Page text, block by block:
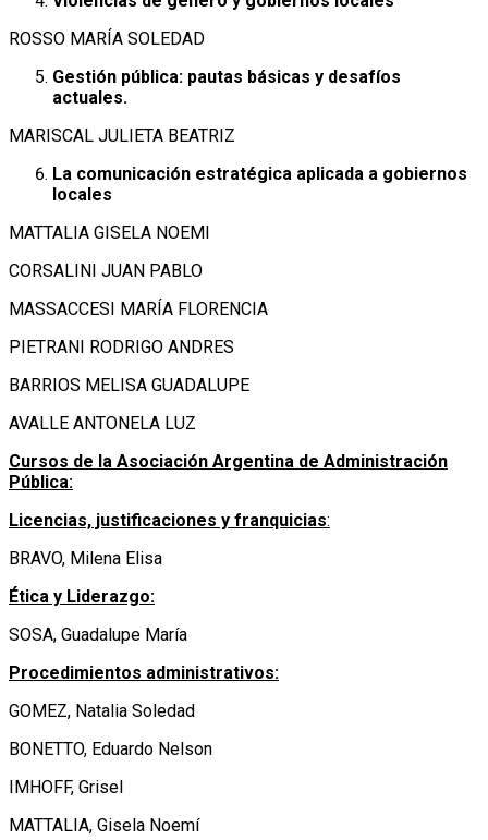
ROSSO MARÍA SOLEDAD
Gestión pública: pautas básicas y desafíos
actuales.
MARISCAL JULIETA BEATRIZ
La comunicación estratégica aplicada a gobiernos
locales
MATTALIA GISELA NOEMI
CORSALINI JUAN PABLO
MASSACCESI MARÍA FLORENCIA
PIETRANI RODRIGO ANDRES
BARRIOS MELISA GUADALUPE
AVALLE ANTONELA LUZ
Cursos de la Asociación Argentina de Administración
Pública:
Licencias, justificaciones y franquicias:
BRAVO, Milena Elisa
Ética y Liderazgo:
SOSA, Guadalupe María
Procedimientos administrativos:
GOMEZ, Natalia Soledad
BONETTO, Eduardo Nelson
IMHOFF, Grisel
MATTALIA, Gisela Noemí